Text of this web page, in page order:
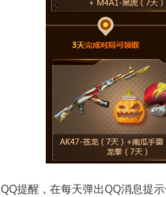
提醒，在每天弹出QQ消息提示